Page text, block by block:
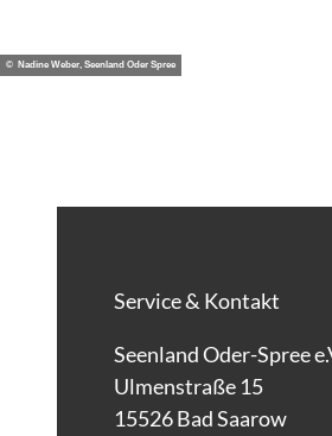
© Nadine Weber, Seenland Oder Spree
Service & Kontakt
Seenland Oder-Spree
Ulmenstraße 15
15526 Bad Saarow